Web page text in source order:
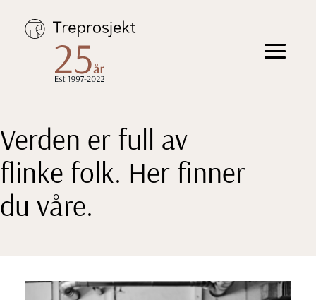
innhold
Toggle
Verden er full av
flinke folk. Her finner
du våre.